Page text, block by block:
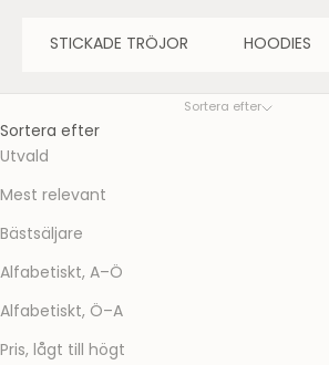
STICKADE TRÖJOR HOODIES
Sortera efter
Sortera efter
Utvald
Mest relevant
Bästsäljare
Alfabetiskt, A–Ö
Alfabetiskt, Ö–A
Pris, lågt till högt